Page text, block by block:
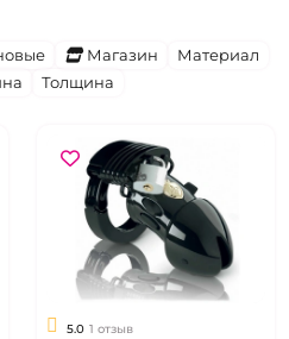
Магазин
Материал
Толщина
5.0 1 отзыв